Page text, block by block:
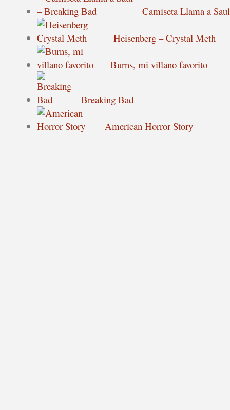
Camiseta Llama a
Heisenberg – Crystal Meth
Burns, mi villano favorito
Breaking Bad
American Horror Story